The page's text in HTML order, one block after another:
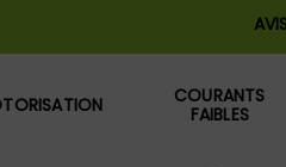
COURANTS
FAIBLES